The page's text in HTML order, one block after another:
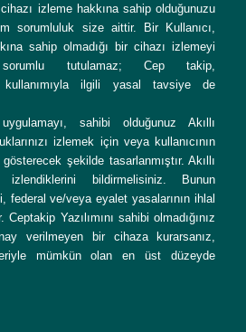
izleme hakkına sahip olduğunuzu
sorumluluk size aittir. Bir Kullanıcı,
sahip olmadığı bir cihazı izlemeyi
tutulamaz; Cep takip,
kullanımıyla ilgili yasal tavsiye de
sahibi olduğunuz Akıllı
izlemek için veya kullanıcının
şekilde tasarlanmıştır. Akıllı
izlendiklerini bildirmelisiniz. Bunun
federal ve/veya eyalet yasalarının ihlal
Yazılımını sahibi olmadığınız
verilmeyen bir cihaza kurarsanız,
mümkün olan en üst düzeyde